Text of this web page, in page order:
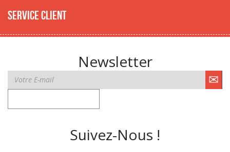
Service client
Newsletter
Suivez-Nous !